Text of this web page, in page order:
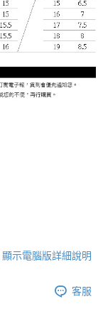
顯示電腦版詳細說明
客服